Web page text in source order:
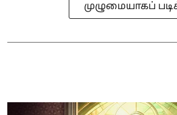
முழுமையாகப்